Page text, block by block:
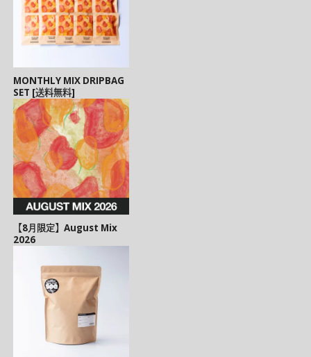
MONTHLY MIX DRIPBAG
SET [送料無料]
【8月限定】August Mix
2026